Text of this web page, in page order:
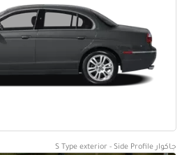
جاكوار S Type exterior - Side Profile